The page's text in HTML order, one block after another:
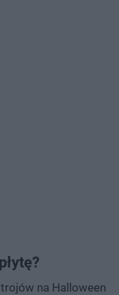
na Halloween